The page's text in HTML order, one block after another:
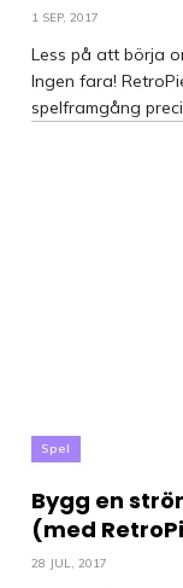
1 SEP, 2017
Less på att börja
Ingen fara!
spelframgång
Spel
Bygg en
(med
28 JUL, 2017